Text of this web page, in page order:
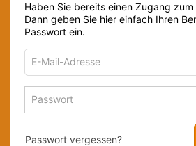
Haben Sie bereits einen Zugang
Dann geben Sie hier einfach Ihren
Passwort ein.
Adresse
zum
Anmelden
Passwort vergessen?